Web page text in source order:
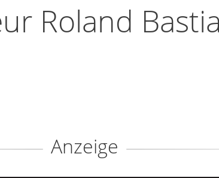
Roland
Anzeige